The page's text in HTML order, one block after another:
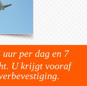
per dag en 7
U krijgt vooraf